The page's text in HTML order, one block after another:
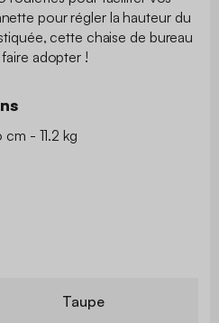
pour régler la hauteur du
cette chaise de bureau
adopter !
- 11.2 kg
Taupe